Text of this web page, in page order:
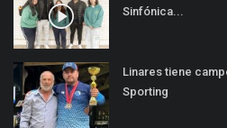
Sinfónica...
Linares tiene
Sporting